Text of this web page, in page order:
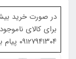
در صورت خرید
برای کالای
۰۹۱۲۷۹۴۱۳۰۴ پیام بفرستین